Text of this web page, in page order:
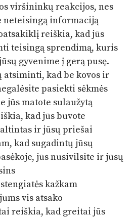
viršininkų reakcijos, nes
neteisingą informaciją
reiškia, kad jūs
teisingą sprendimą, kuris
gyvenime į gerą pusę.
atsiminti, kad be kovos ir
pasiekti sėkmės
jūs matote sulaužytą
kad jūs buvote
ir jūsų priešai
kad sugadintų jūsų
jūs nusivilsite ir jūsų
kažkam
vis atsako
reiškia, kad greitai jūs